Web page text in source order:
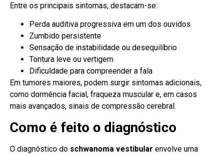
Entre os principais sintomas, destacam-se:
Perda auditiva progressiva em um dos ouvidos
Zumbido persistente
Sensação de instabilidade ou desequilíbrio
Tontura leve ou vertigem
Dificuldade para compreender a fala
Em tumores maiores, podem surgir sintomas adicionais,
como dormência facial, fraqueza muscular e, em casos
mais avançados, sinais de compressão cerebral.
Como é feito o diagnóstico
O diagnóstico do schwanoma vestibular envolve uma